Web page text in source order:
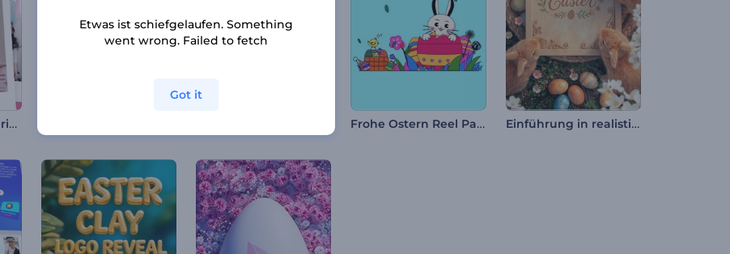
Süße Geburtstagserinnerungen Frohe Ostern Reel Paket Einführung in realistische Osterhasen
Etwas ist schiefgelaufen. Something
went wrong. Failed to fetch
Got it